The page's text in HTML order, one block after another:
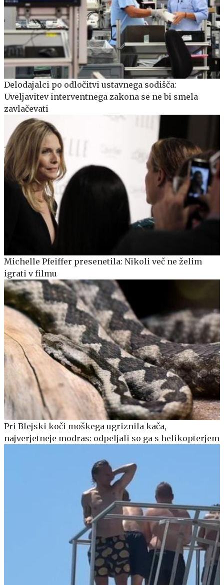
Delodajalci po odločitvi ustavnega sodišča:
Uveljavitev interventnega zakona se ne bi smela
zavlačevati
Michelle Pfeiffer presenetila: Nikoli več ne želim
igrati v filmu
Pri Blejski koči moškega ugriznila kača,
najverjetneje modras: odpeljali so ga s helikopterjem